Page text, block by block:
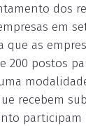
dos
em
que as
200 postos
recebem
participam